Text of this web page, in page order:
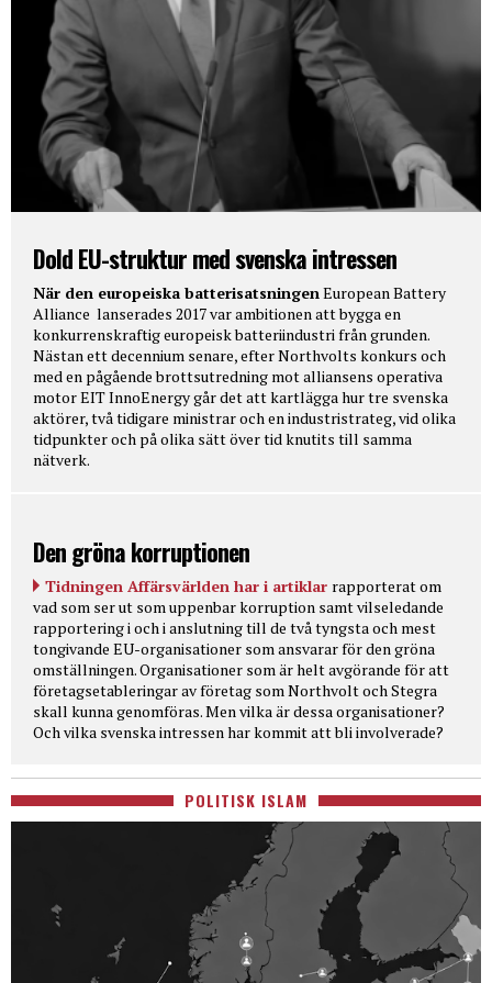
Dold EU-struktur med svenska intressen
När den europeiska batterisatsningenEuropean Battery
Alliance lanserades 2017 var ambitionen att bygga en
konkurrenskraftig europeisk batteriindustri från grunden.
Nästan ett decennium senare, efter Northvolts konkurs och
med en pågående brottsutredning mot alliansens operativa
motor EIT InnoEnergy går det att kartlägga hur tre svenska
aktörer, två tidigare ministrar och en industristrateg, vid olika
tidpunkter och på olika sätt över tid knutits till samma
nätverk.
Den gröna korruptionen
Tidningen Affärsvärlden har i artiklar rapporterat om
vad som ser ut som uppenbar korruption samt vilseledande
rapportering i och i anslutning till de två tyngsta och mest
tongivande EU-organisationer som ansvarar för den gröna
omställningen. Organisationer som är helt avgörande för att
företagsetableringar av företag som Northvolt och Stegra
skall kunna genomföras. Men vilka är dessa organisationer?
Och vilka svenska intressen har kommit att bli involverade?
POLITISK ISLAM